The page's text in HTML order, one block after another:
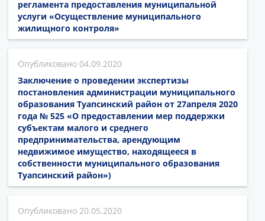
регламента предоставления муниципальной
услуги «Осуществление муниципального
жилищного контроля»
04.09.2020
Заключение о проведении экспертизы
постановления администрации муниципального
образования Туапсинский район от 27апреля 2020
года № 525 «О предоставлении мер поддержки
субъектам малого и среднего
предпринимательства, арендующим
недвижимое имущество, находящееся в
собственности муниципального образования
Туапсинский район»)
20.05.2020